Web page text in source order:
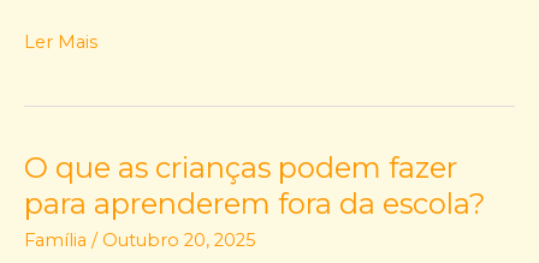
Ler Mais
O que as crianças podem fazer
para aprenderem fora da escola?
Família / Outubro 20, 2025
O
as
crianças